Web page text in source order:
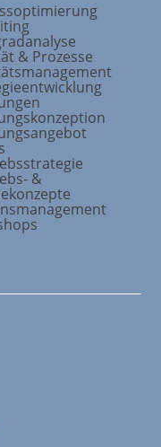
& Prozesse
&